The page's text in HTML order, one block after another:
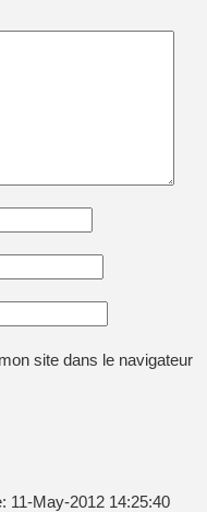
site dans le navigateur
11-May-2012 14:25:40